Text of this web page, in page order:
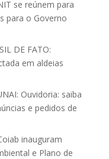
se reúnem para
para o Governo
DE FATO:
em aldeias
Ouvidoria: saiba
e pedidos de
inauguram
e Plano de